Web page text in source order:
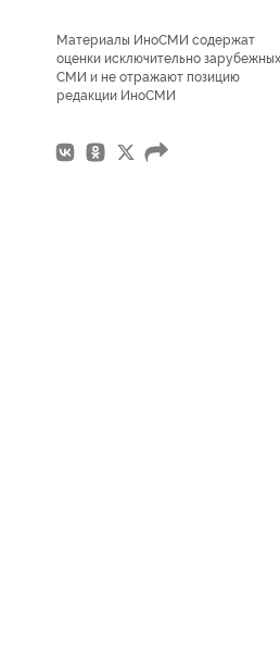
Материалы ИноСМИ содержат
оценки исключительно зарубежных
СМИ и не отражают позицию
редакции ИноСМИ